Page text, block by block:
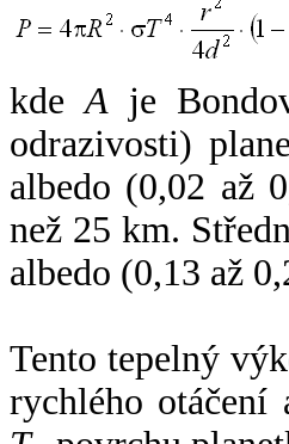
kdeA je
odrazivosti)
albedo (0,02 až
než 25 km.
albedo (0,13 až
Tento tepelný
rychlého otáčení